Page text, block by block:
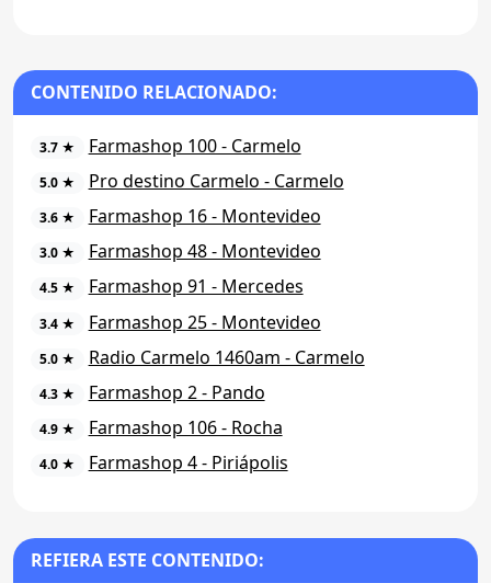
CONTENIDO RELACIONADO:
3.7 ★ Farmashop 100 - Carmelo
5.0 ★ Pro destino Carmelo - Carmelo
3.6 ★ Farmashop 16 - Montevideo
3.0 ★ Farmashop 48 - Montevideo
4.5 ★ Farmashop 91 - Mercedes
3.4 ★ Farmashop 25 - Montevideo
5.0 ★ Radio Carmelo 1460am - Carmelo
4.3 ★ Farmashop 2 - Pando
4.9 ★ Farmashop 106 - Rocha
4.0 ★ Farmashop 4 - Piriápolis
REFIERA ESTE CONTENIDO: